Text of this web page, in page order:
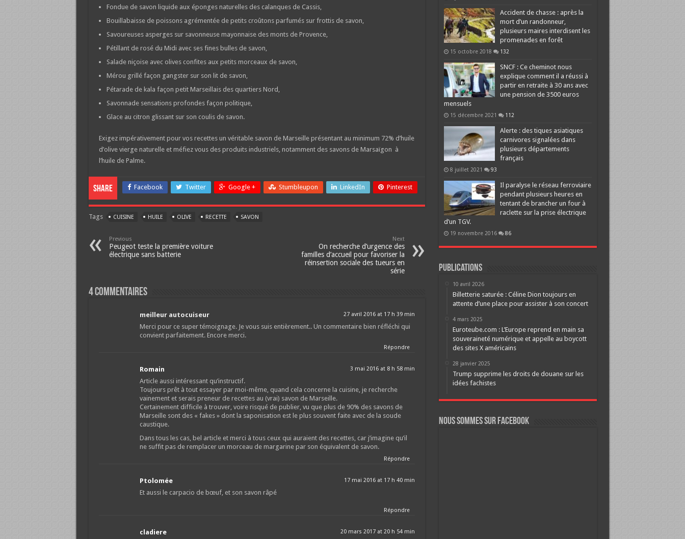
Fondue de savon liquide aux éponges naturelles des calanques de Cassis,
Bouillabaisse de poissons agrémentée de petits croûtons parfumés sur frottis de savon,
Savoureuses asperges sur savonneuse mayonnaise des monts de Provence,
Pétillant de rosé du Midi avec ses fines bulles de savon,
Salade niçoise avec olives confites aux petits morceaux de savon,
Mérou grillé façon gangster sur son lit de savon,
Pétarade de kala façon petit Marseillais des quartiers Nord,
Savonnade sensations profondes façon politique,
Glace au citron glissant sur son coulis de savon.
Exigez impérativement pour vos recettes un véritable savon de Marseille présentant au minimum 72% d’huile
d’olive vierge naturelle et méfiez vous des produits industriels, notamment des savons de Marsaïgon à
l’huile de Palme.
Share Facebook Twitter Google + Stumbleupon LinkedIn Pinterest
Tags CUISINE HUILE OLIVE RECETTE SAVON
Previous
Peugeot teste la première voiture
électrique sans batterie
Next
On recherche d’urgence des
familles d’accueil pour favoriser la
réinsertion sociale des tueurs en
série
4 Commentaires
meilleur autocuiseur 27 avril 2016 at 17 h 39 min
Merci pour ce super témoignage. Je vous suis entièrement.. Un commentaire bien réfléchi qui
convient parfaitement. Encore merci.
Répondre
Romain 3 mai 2016 at 8 h 58 min
Article aussi intéressant qu’instructif.
Toujours prêt à tout essayer par moi-même, quand cela concerne la cuisine, je recherche
vainement et serais preneur de recettes au (vrai) savon de Marseille.
Certainement difficile à trouver, voire risqué de publier, vu que plus de 90% des savons de
Marseille sont des « fakes » dont la saponisation est le plus souvent faite avec de la soude
caustique.
Dans tous les cas, bel article et merci à tous ceux qui auraient des recettes, car j’imagine qu’il
ne suffit pas de remplacer un morceau de margarine par son équivalent de savon.
Répondre
Ptolomée 17 mai 2016 at 17 h 40 min
Et aussi le carpacio de bœuf, et son savon râpé
Répondre
cladiere 20 mars 2017 at 20 h 54 min
Accident de chasse : après la
mort d’un randonneur,
plusieurs maires interdisent les
promenades en forêt
15 octobre 2018 132
SNCF : Ce cheminot nous
explique comment il a réussi à
partir en retraite à 30 ans avec
une pension de 3500 euros
mensuels
15 décembre 2021 112
Alerte : des tiques asiatiques
carnivores signalées dans
plusieurs départements
français
8 juillet 2021 93
Il paralyse le réseau ferroviaire
pendant plusieurs heures en
tentant de brancher un four à
raclette sur la prise électrique
d’un TGV.
19 novembre 2016 86
Publications
10 avril 2026
Billetterie saturée : Céline Dion toujours en
attente d’une place pour assister à son concert
4 mars 2025
Euroteube.com : L’Europe reprend en main sa
souveraineté numérique et appelle au boycott
des sites X américains
28 janvier 2025
Trump supprime les droits de douane sur les
idées fachistes
Nous sommes sur FaceBook